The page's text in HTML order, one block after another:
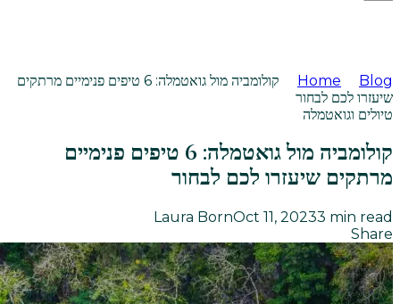
Home Blog
קולומביה מול גואטמלה: 6 טיפים פנימיים מרתקים
שיעזרו לכם לבחור
טיולים וגואטמלה
קולומביה מול גואטמלה: 6 טיפים פנימיים
מרתקים שיעזרו לכם לבחור
Laura BornOct 11, 20233 min read
Share